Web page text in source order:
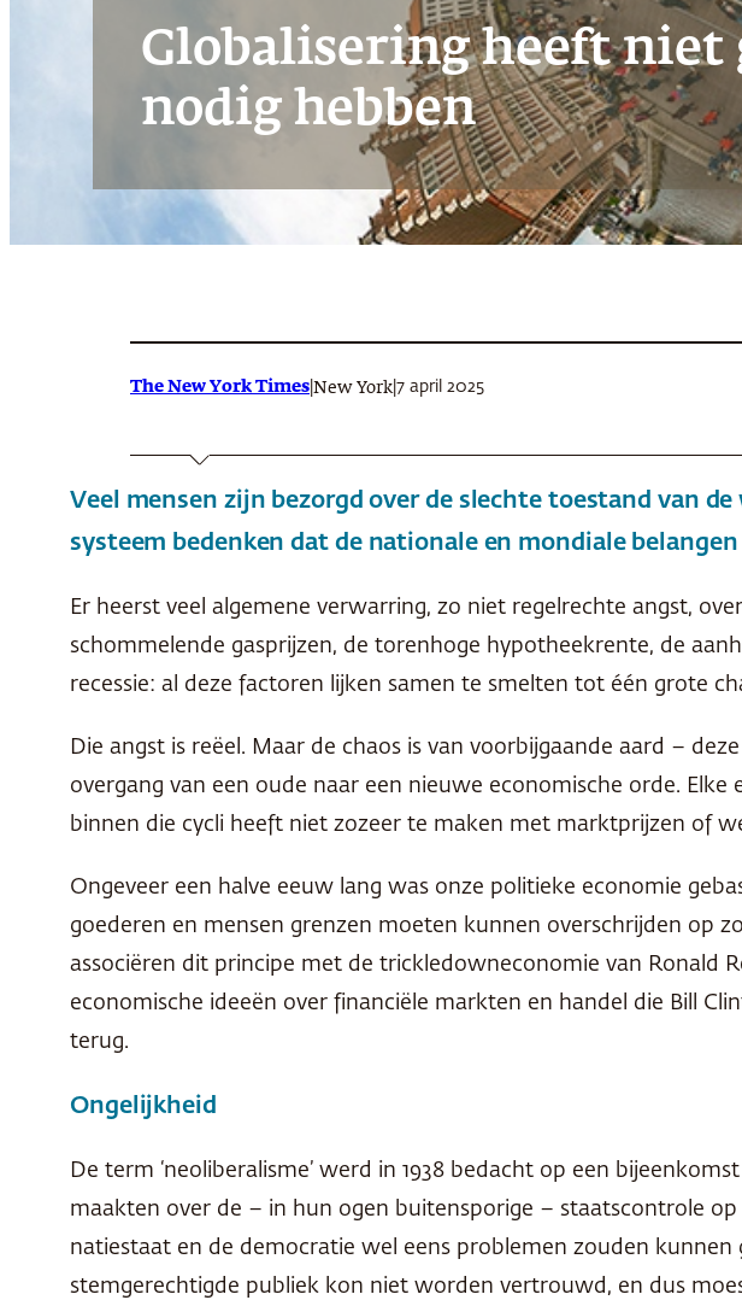
Globalisering heeft niet
nodig hebben
The New York Times New York 7 april 2025
Veel mensen zijn bezorgd over de slechte toestand van
systeem bedenken dat de nationale en mondiale
Er heerst veel algemene verwarring, zo niet regelrechte angst,
schommelende gasprijzen, de torenhoge hypotheekrente, de
recessie: al deze factoren lijken samen te smelten tot één grote
Die angst is reëel. Maar de chaos is van voorbijgaande aard –
overgang van een oude naar een nieuwe economische orde.
binnen die cycli heeft niet zozeer te maken met marktprijzen of
Ongeveer een halve eeuw lang was onze politieke economie
goederen en mensen grenzen moeten kunnen overschrijden op
associëren dit principe met de trickledowneconomie van Ronald
economische ideeën over financiële markten en handel die Bill
terug.
Ongelijkheid
De term ‘neoliberalisme’ werd in 1938 bedacht op een
maakten over de – in hun ogen buitensporige – staatscontrole
natiestaat en de democratie wel eens problemen zouden
stemgerechtigde publiek kon niet worden vertrouwd, en dus